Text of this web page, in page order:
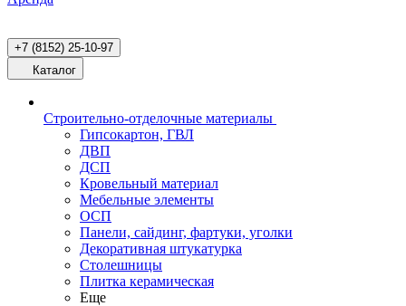
+7 (8152) 25-10-97
Каталог
Строительно-отделочные материалы
Гипсокартон, ГВЛ
ДВП
ДСП
Кровельный материал
Мебельные элементы
ОСП
Панели, сайдинг, фартуки, уголки
Декоративная штукатурка
Столешницы
Плитка керамическая
Еще